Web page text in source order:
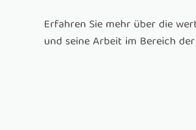
Erfahren Sie mehr über die
und seine Arbeit im Bereich